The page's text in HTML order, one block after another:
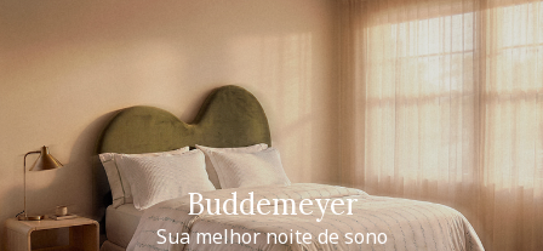
Buddemeyer
Sua melhor noite de sono